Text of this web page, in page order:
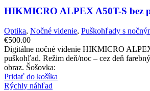
HIKMICRO ALPEX A50T-S bez
Optika, Nočné videnie, Puškohľady s
€500.00
Digitálne nočné videnie HIKMICRO
puškohľad. Režim deň/noc – cez deň
obraz. Šošovka:
Pridať do košíka
Rýchly náhľad